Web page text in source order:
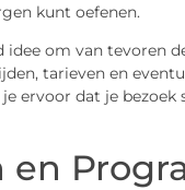
kunt oefenen.
om van tevoren
tarieven en
ervoor dat je bezoek